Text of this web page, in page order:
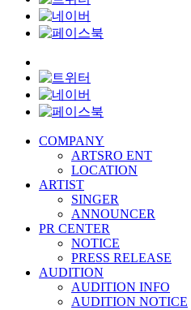
COMPANY
ARTSRO ENT
LOCATION
ARTIST
SINGER
ANNOUNCER
PR CENTER
NOTICE
PRESS RELEASE
AUDITION
AUDITION INFO
AUDITION NOTICE